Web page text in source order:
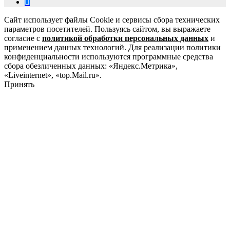
Сайт использует файлы Cookie и сервисы сбора технических
параметров посетителей. Пользуясь сайтом, вы выражаете
согласие с политикой обработки персональных данных и
применением данных технологий. Для реализации политики
конфиденциальности используются программные средства
сбора обезличенных данных: «Яндекс.Метрика»,
«Liveinternet», «top.Mail.ru».
Принять